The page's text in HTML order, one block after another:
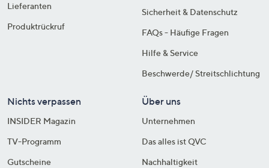
Lieferanten
Produktrückruf
Sicherheit & Datenschutz
FAQs - Häufige Fragen
Hilfe & Service
Beschwerde/ Streitschlichtung
Nichts verpassen
INSIDER Magazin
TV-Programm
Gutscheine
Über uns
Unternehmen
Das alles ist QVC
Nachhaltigkeit